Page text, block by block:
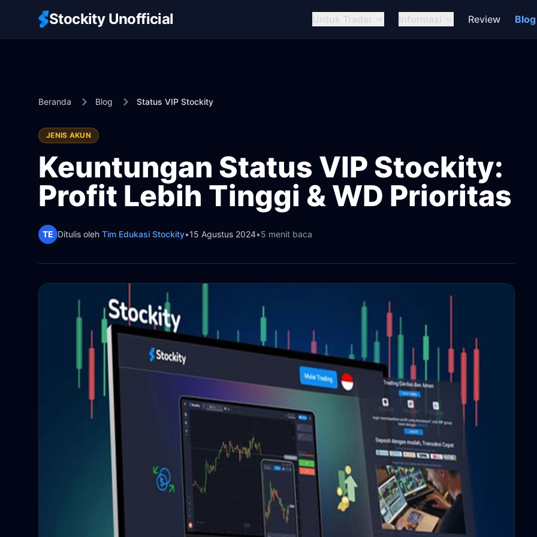
Stockity Unofficial Untuk Trader Informasi Review Blog
Beranda Blog Status VIP Stockity
JENIS AKUN
Keuntungan Status VIP Stockity:
Profit Lebih Tinggi & WD Prioritas
TE Ditulis oleh Tim Edukasi Stockity•15 Agustus 2024•5 menit baca